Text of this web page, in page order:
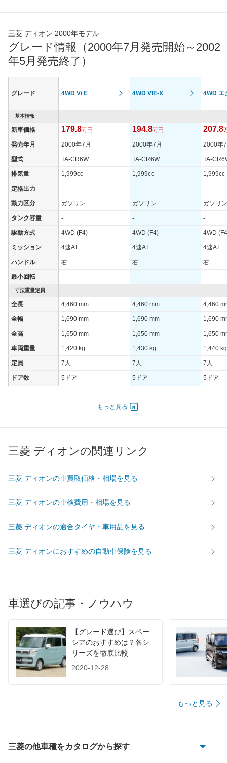
三菱 ディオン 2000年モデル
グレード情報（2000年7月発売開始～2002
年5月発売終了）
グレード 4WD Vi E 4WD VIE-X 4WD エ
基本情報
新車価格 179.8万円 194.8万円 207.8
発売年月 2000年7月 2000年7月 2000年
型式 TA-CR6W TA-CR6W TA-
排気量 1,999cc 1,999cc 1,999cc
定格出力 - - -
動力区分 ガソリン ガソリン ガソリン
タンク容量 - - -
駆動方式 4WD (F4) 4WD (F4) 4WD
ミッション 4速AT 4速AT 4速AT
ハンドル 右 右 右
最小回転 - - -
寸法重量定員
全長 4,460 mm 4,460 mm 4,460
全幅 1,690 mm 1,690 mm 1,690
全高 1,650 mm 1,650 mm 1,650
車両重量 1,420 kg 1,430 kg 1,440 kg
定員 7人 7人 7人
ドア数 5ドア 5ドア 5ドア
過給機 -
後輪サイズ 195/65R14 195/
WLTC - -
WLTC/郊外 - -
1015 -
装備オプション 装備詳細を見る 装備詳細を見る 装備
もっと見る
三菱 ディオンの関連リンク
三菱 ディオンの車買取価格・相場を見る
三菱 ディオンの車検費用・相場を見る
三菱 ディオンの適合タイヤ・車用品を見る
三菱 ディオンにおすすめの自動車保険を見る
車選びの記事・ノウハウ
【グレード選び】スペー
シアのおすすめは？各シ
リーズを徹底比較
2020-12-28
もっと見る
三菱の他車種をカタログから探す